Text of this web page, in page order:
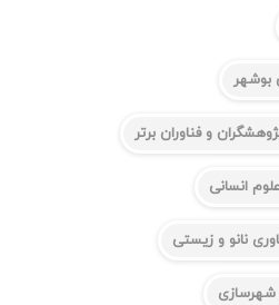
بوشهر
و فناوران برتر
انسانی
نانو و زیستی
شهرسازی